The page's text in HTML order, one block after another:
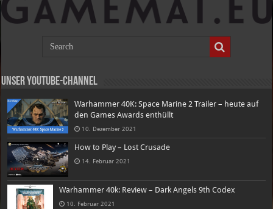
Unser Youtube-Channel
Warhammer 40K: Space Marine 2 Trailer – heute auf
den Games Awards enthüllt
10. Dezember 2021
How to Play – Lost Crusade
14. Februar 2021
Warhammer 40k: Review – Dark Angels 9th Codex
10. Februar 2021